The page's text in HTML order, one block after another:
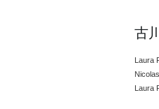
古
Laura